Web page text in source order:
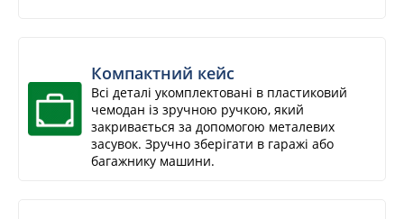
Компактний кейс
Всі деталі укомплектовані в пластиковий
чемодан із зручною ручкою, який
закривається за допомогою металевих
засувок. Зручно зберігати в гаражі або
багажнику машини.